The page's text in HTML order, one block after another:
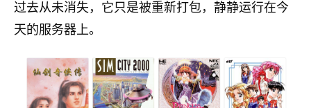
过去从未消失，它只是被重新打包，静静运行在今
天的服务器上。